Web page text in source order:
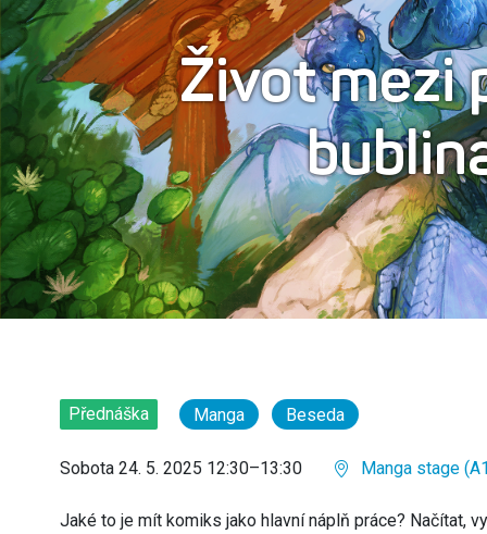
Život mezi
Přednáška Manga Beseda
Sobota 24. 5. 2025 12:30–13:30 Manga stage
Jaké to je mít komiks jako hlavní náplň práce? Načítat,